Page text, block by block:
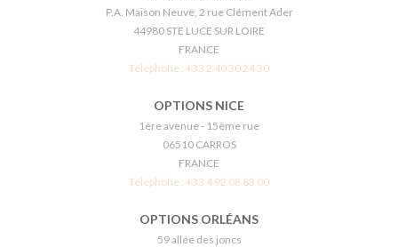
P.A. Maison Neuve, 2 rue Clément Ader
44980 STE LUCE SUR LOIRE
FRANCE
Téléphone : +33 2 40 30 24 30
OPTIONS NICE
1ère avenue - 15ème rue
06510 CARROS
FRANCE
Téléphone : +33 4 92 08 83 00
OPTIONS ORLÉANS
59 allée des joncs